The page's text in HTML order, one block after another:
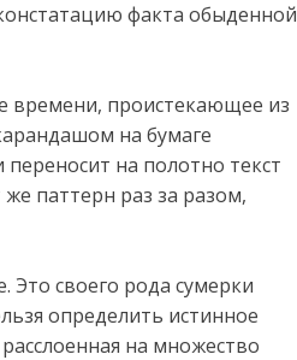
факта обыденной
времени, проистекающее из
на бумаге
на полотно текст
паттерн раз за разом,
Это своего рода сумерки
определить истинное
на множество